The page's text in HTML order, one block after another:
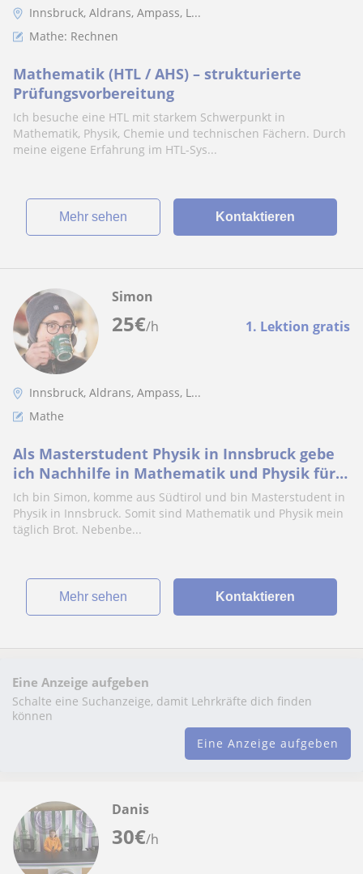
Innsbruck, Aldrans, Ampass, L...
Mathe: Rechnen
Mathematik (HTL / AHS) – strukturierte
Prüfungsvorbereitung
Ich besuche eine HTL mit starkem Schwerpunkt in
Mathematik, Physik, Chemie und technischen Fächern. Durch
meine eigene Erfahrung im HTL-Sys...
Mehr sehen Kontaktieren
25€/h 1. Lektion gratis
Simon
Innsbruck, Aldrans, Ampass, L...
Mathe
Als Masterstudent Physik in Innsbruck gebe
ich Nachhilfe in Mathematik und Physik für
die Oberstufe
Ich bin Simon, komme aus Südtirol und bin Masterstudent in
Physik in Innsbruck. Somit sind Mathematik und Physik mein
täglich Brot. Nebenbe...
Mehr sehen Kontaktieren
Eine Anzeige aufgeben
Schalte eine Suchanzeige, damit Lehrkräfte dich finden
können
Eine Anzeige aufgeben
30€/h
Danis